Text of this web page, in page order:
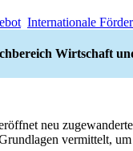
Internationale
Wirtschaft
neu
vermittelt,